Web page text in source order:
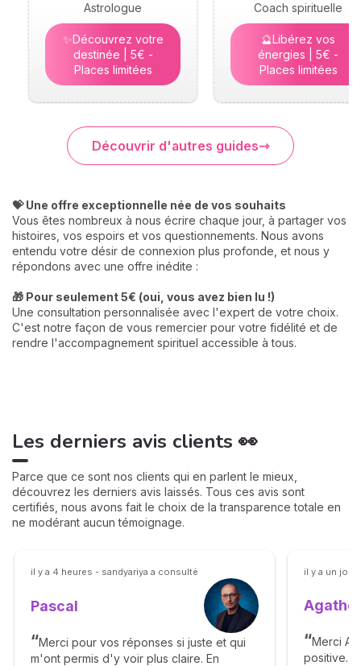
Astrologue
✨Découvrez votre
destinée | 5€ -
Places limitées
Coach spirituelle
🔮Libérez vos
énergies | 5€ -
Places limitées
Découvrir d'autres guides
💝 Une offre exceptionnelle née de vos souhaits
Vous êtes nombreux à nous écrire chaque jour, à partager vos
histoires, vos espoirs et vos questionnements. Nous avons
entendu votre désir de connexion plus profonde, et nous y
répondons avec une offre inédite :
🎁 Pour seulement 5€ (oui, vous avez bien lu !)
Une consultation personnalisée avec l'expert de votre choix.
C'est notre façon de vous remercier pour votre fidélité et de
rendre l'accompagnement spirituel accessible à tous.
Les derniers avis clients 👀
Parce que ce sont nos clients qui en parlent le mieux,
découvrez les derniers avis laissés. Tous ces avis sont
certifiés, nous avons fait le choix de la transparence totale en
ne modérant aucun témoignage.
il y a 4 heures - sandyariya a consulté
Pascal
Merci pour vos réponses si juste et qui
m'ont permis d'y voir plus claire. En
il y a un
Agathe
Merci
positive.